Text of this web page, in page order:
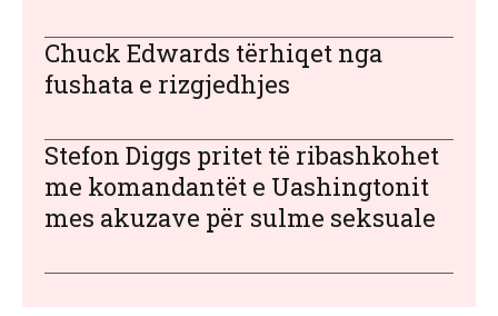
Chuck Edwards tërhiqet nga
fushata e rizgjedhjes
Stefon Diggs pritet të ribashkohet
me komandantët e Uashingtonit
mes akuzave për sulme seksuale